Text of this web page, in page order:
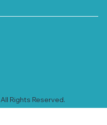
All Rights Reserved.